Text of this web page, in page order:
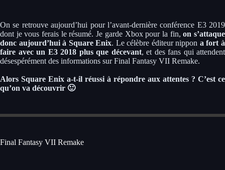
On se retrouve aujourd’hui pour l’avant-dernière conférence E3 2019
dont je vous ferais le résumé. Je garde Xbox pour la fin,on s’attaque
donc aujourd’hui à Square Enix. Le célèbre éditeur nippon a fort à
faire avec un E3 2018 plus que décevant, et des fans qui attendent
désespérément des informations sur Final Fantasy VII Remake.
Alors Square Enix a-t-il réussi à répondre aux attentes ? C’est ce
qu’on va découvrir 🙂
Final Fantasy VII Remake